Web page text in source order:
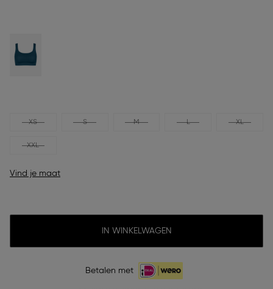
XS S M L XL
XXL
Vind je maat
IN WINKELWAGEN
Betalen met